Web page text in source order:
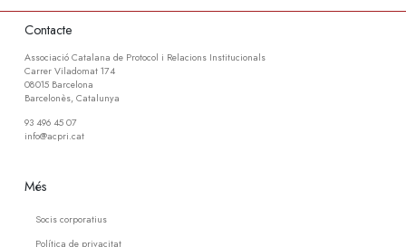
Contacte
Associació Catalana de Protocol i Relacions Institucionals
Carrer Viladomat 174
08015 Barcelona
Barcelonès, Catalunya
93 496 45 07
info@acpri.cat
Més
Socis corporatius
Política de privacitat